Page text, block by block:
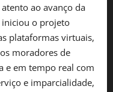
ao avanço da
o projeto
plataformas virtuais,
moradores de
e em tempo real com
e imparcialidade,